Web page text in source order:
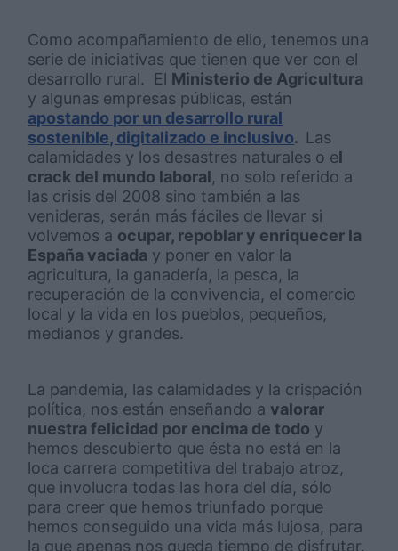
Como acompañamiento de ello, tenemos una
serie de iniciativas que tienen que ver con el
desarrollo rural. El Ministerio de Agricultura
y algunas empresas públicas, están
apostando por un desarrollo rural
sostenible, digitalizado e inclusivo. Las
calamidades y los desastres naturales o el
crack del mundo laboral, no solo referido a
las crisis del 2008 sino también a las
venideras, serán más fáciles de llevar si
volvemos a ocupar, repoblar y enriquecer la
España vaciada y poner en valor la
agricultura, la ganadería, la pesca, la
recuperación de la convivencia, el comercio
local y la vida en los pueblos, pequeños,
medianos y grandes.
La pandemia, las calamidades y la crispación
política, nos están enseñando a valorar
nuestra felicidad por encima de todo y
hemos descubierto que ésta no está en la
loca carrera competitiva del trabajo atroz,
que involucra todas las hora del día, sólo
para creer que hemos triunfado porque
hemos conseguido una vida más lujosa, para
la que apenas nos queda tiempo de disfrutar.